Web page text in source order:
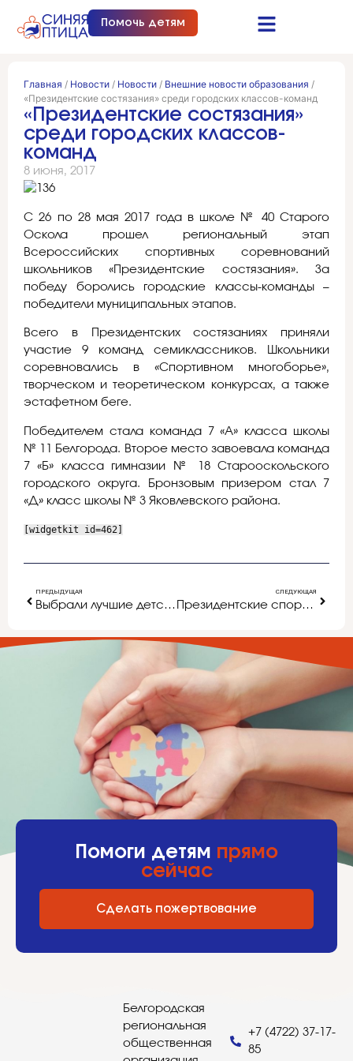
Помочь детям
Главная / Новости / Новости / Внешние новости образования /
«Президентские состязания» среди городских классов-команд
«Президентские состязания»
среди городских классов-
команд
8 июня, 2017
С 26 по 28 мая 2017 года в школе № 40 Старого
Оскола прошел региональный этап
Всероссийских спортивных соревнований
школьников «Президентские состязания». За
победу боролись городские классы-команды –
победители муниципальных этапов.
Всего в Президентских состязаниях приняли
участие 9 команд семиклассников. Школьники
соревновались в «Спортивном многоборье»,
творческом и теоретическом конкурсах, а также
эстафетном беге.
Победителем стала команда 7 «А» класса школы
№ 11 Белгорода. Второе место завоевала команда
7 «Б» класса гимназии № 18 Старооскольского
городского округа. Бронзовым призером стал 7
«Д» класс школы № 3 Яковлевского района.
[widgetkit id=462]
ПРЕДЫДУЩАЯ
Выбрали лучшие детские организации
СЛЕДУЮЩАЯ
Президентские спортивные игры
Помоги детям прямо
сейчас
Сделать пожертвование
Белгородская
региональная
общественная
+7 (4722) 37-17-
85